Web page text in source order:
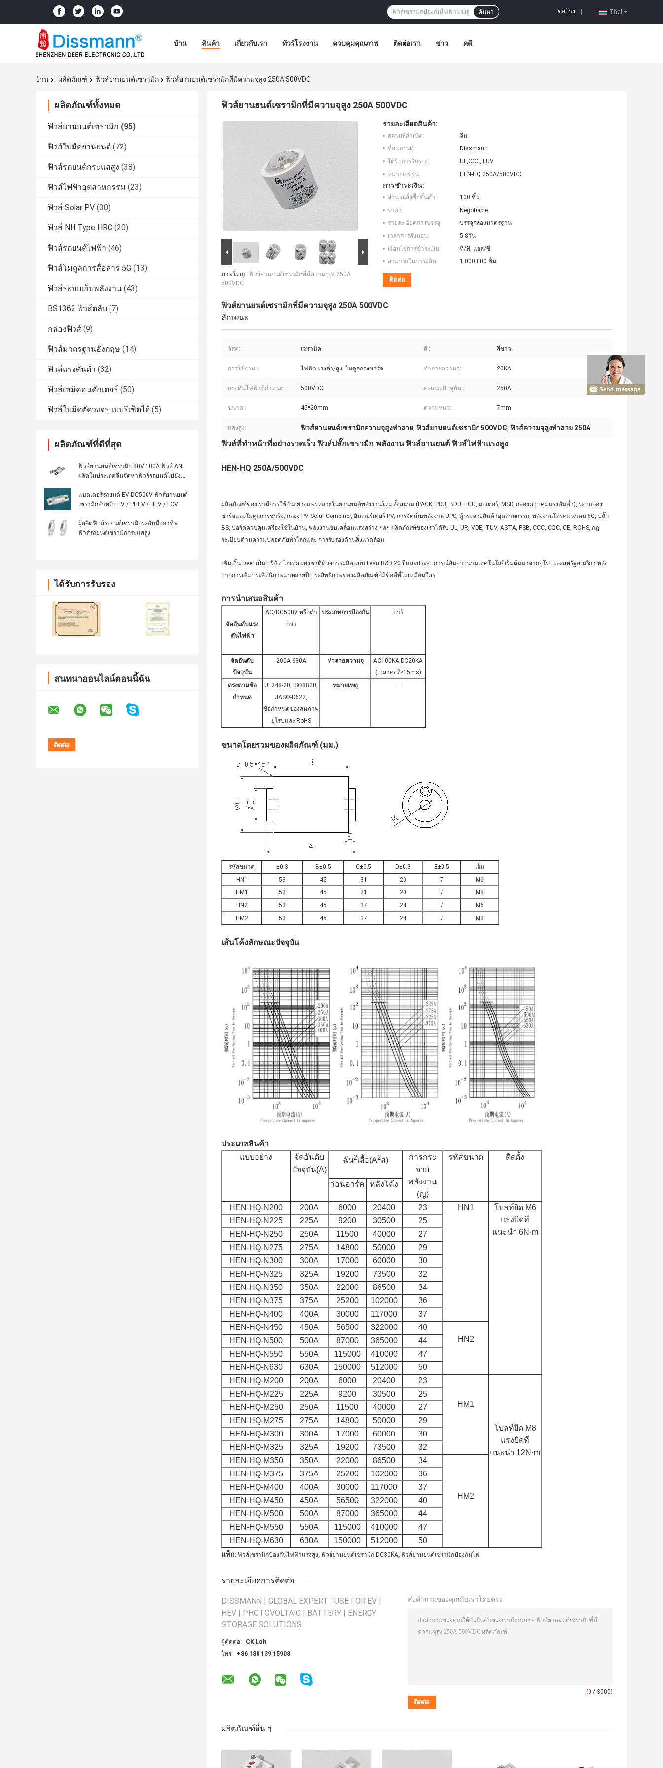
Thai
ขออ้าง
ค้นหา
บ้าน สินค้า เกี่ยวกับเรา ทัวร์โรงงาน ควบคุมคุณภาพ ติดต่อเรา ข่าว คดี
บ้าน ผลิตภัณฑ์ ฟิวส์ยานยนต์เซรามิก ฟิวส์ยานยนต์เซรามิกที่มีความจุสูง 250A 500VDC
ผลิตภัณฑ์ทั้งหมด
ฟิวส์ยานยนต์เซรามิก (95)
ฟิวส์ใบมีดยานยนต์ (72)
ฟิวส์รถยนต์กระแสสูง (38)
ฟิวส์ไฟฟ้าอุตสาหกรรม (23)
ฟิวส์ Solar PV (30)
ฟิวส์ NH Type HRC (20)
ฟิวส์รถยนต์ไฟฟ้า (46)
ฟิวส์โมดูลการสื่อสาร 5G (13)
ฟิวส์ระบบเก็บพลังงาน (43)
BS1362 ฟิวส์ตลับ (7)
กล่องฟิวส์ (9)
ฟิวส์มาตรฐานอังกฤษ (14)
ฟิวส์แรงดันต่ำ (32)
ฟิวส์เซมิคอนดักเตอร์ (50)
ฟิวส์ใบมีดตัดวงจรแบบรีเซ็ตได้ (5)
ผลิตภัณฑ์ที่ดีที่สุด
ฟิวส์ยานยนต์เซรามิก 80V 100A ฟิวส์ ANL
ผลิตในประเทศจีนจัดหาฟิวส์รถยนต์ไปยัง
แบตเตอรี่รถยนต์ EV DC500V ฟิวส์ยานยนต์
เซรามิกสำหรับ EV / PHEV / HEV / FCV
ผู้ผลิตฟิวส์รถยนต์เซรามิกระดับมืออาชีพ
ฟิวส์รถยนต์เซรามิกกระแสสูง
ได้รับการรับรอง
สนทนาออนไลน์ตอนนี้ฉัน
ฟิวส์ยานยนต์เซรามิกที่มีความจุสูง 250A 500VDC
ภาพใหญ่ : ฟิวส์ยานยนต์เซรามิกที่มีความจุสูง 250A
500VDC
รายละเอียดสินค้า:
สถานที่กำเนิด:
จีน
ชื่อแบรนด์:
Dissmann
ได้รับการรับรอง:
UL,CCC,TUV
หมายเลขรุ่น:
HEN-HQ 250A/500VDC
การชำระเงิน:
จำนวนสั่งซื้อขั้นต่ำ:
100 ชิ้น
ราคา:
Negotiable
รายละเอียดการบรรจุ:
บรรจุกล่องมาตรฐาน
เวลาการส่งมอบ:
5-8วัน
เงื่อนไขการชำระเงิน:
ที/ที, แอล/ซี
สามารถในการผลิต:
1,000,000 ชิ้น
ติดต่อ
ฟิวส์ยานยนต์เซรามิกที่มีความจุสูง 250A 500VDC
ลักษณะ
วัสดุ:: เซรามิค สี:: สีขาว
การใช้งาน:: ไฟฟ้าแรงต่ำ/สูง, โมดูลกองชาร์จ ทำลายความจุ:: 20KA
แรงดันไฟฟ้าที่กำหนด:: 500VDC คะแนนปัจจุบัน:: 250A
ขนาด:: 45*20mm ความหนา:: 7mm
แสงสูง: ฟิวส์ยานยนต์เซรามิกความจุสูงทำลาย, ฟิวส์ยานยนต์เซรามิก 500VDC, ฟิวส์ความจุสูงทำลาย 250A
ฟิวส์ที่ทำหน้าที่อย่างรวดเร็ว ฟิวส์ปลั๊กเซรามิก พลังงาน ฟิวส์ยานยนต์ ฟิวส์ไฟฟ้าแรงสูง
HEN-HQ 250A/500VDC
ผลิตภัณฑ์ของเรามีการใช้กันอย่างแพร่หลายในยานยนต์พลังงานใหม่ทั้งสนาม (PACK, PDU, BDU, ECU, มอเตอร์, MSD, กล่องควบคุมแรงดันต่ำ), ระบบกอง
ชาร์จและโมดูลการชาร์จ, กล่อง PV Solar Combiner, อินเวอร์เตอร์ PV, การจัดเก็บพลังงาน UPS, ตู้กระจายสินค้าอุตสาหกรรม, พลังงานโทรคมนาคม 5G, ปลั๊ก
BS, บอร์ดควบคุมเครื่องใช้ในบ้าน, พลังงานขับเคลื่อนแสงสว่าง ฯลฯ ผลิตภัณฑ์ของเราได้รับ UL, UR, VDE, TUV, ASTA, PSB, CCC, CQC, CE, ROHS, กฎ
ระเบียบด้านความปลอดภัยทั่วโลกและ การรับรองด้านสิ่งแวดล้อม
เซินเจิ้น Deer เป็น บริษัท ไฮเทคแห่งชาติด้วยการผลิตแบบ Lean R&D 20 ปีและประสบการณ์อันยาวนานเทคโนโลยีเริ่มต้นมาจากยุโรปและสหรัฐอเมริกา หลัง
จากการเพิ่มประสิทธิภาพมาหลายปี ประสิทธิภาพของผลิตภัณฑ์ก็มีข้อดีที่ไม่เหมือนใคร
การนำเสนอสินค้า
จัดอันดับแรง
ดันไฟฟ้า
AC/DC500V หรือต่ำ
กว่า
ประเภทการป้องกัน อาร์
จัดอันดับ
ปัจจุบัน
200A-630A ทำลายความจุ
AC100KA,DC20KA
(เวลาคงที่≤15ms)
ตรงตามข้อ
กำหนด
UL248-20, ISO8820,
JASO-D622,
ข้อกำหนดของสหภาพ
ยุโรปและ RoHS
หมายเหตุ —
ขนาดโดยรวมของผลิตภัณฑ์ (มม.)
รหัสขนาด ±0.3 B±0.5 C±0.5 D±0.3 E±0.5
เอ็ม
HN1
53 45 31 20 7
M6
HM1
53 45 31 20 7
M8
HN2
53 45 37 24 7
M6
HM2
53 45 37 24 7 M8
เส้นโค้งลักษณะปัจจุบัน
ประเภทสินค้า
แบบอย่าง
จัดอันดับ
ปัจจุบัน(A)
ฉัน2เสื้อ(A2ส)
การกระ
จาย
พลังงาน
(ญ)
รหัสขนาด ติดตั้ง
ก่อนอาร์ค หลังโค้ง
HEN-HQ-N200 200A 6000 20400 23 HN1
โบลท์ยึด M6
แรงบิดที่
แนะนำ 6N·m
HEN-HQ-N225 225A 9200 30500
25
HEN-HQ-N250
250A 11500 40000
27
HEN-HQ-N275
275A 14800 50000
29
HEN-HQ-N300
300A 17000 60000
30
HEN-HQ-N325
325A 19200 73500
32
HEN-HQ-N350
350A 22000 86500
34
HEN-HQ-N375
375A 25200 102000
36
HEN-HQ-N400
400A 30000 117000
37
HEN-HQ-N450
450A 56500 322000
40
HN2
HEN-HQ-N500 500A 87000 365000
44
HEN-HQ-N550
550A 115000 410000
47
HEN-HQ-N630
630A 150000 512000
50
HEN-HQ-M200
200A 6000 20400 23
HM1
โบลท์ยึด M8
แรงบิดที่
แนะนำ 12N·m
HEN-HQ-M225 225A 9200 30500
25
HEN-HQ-M250
250A 11500 40000
27
HEN-HQ-M275
275A 14800 50000
29
HEN-HQ-M300
300A 17000 60000
30
HEN-HQ-M325
325A 19200 73500
32
HEN-HQ-M350
350A 22000 86500 34
HM2
HEN-HQ-M375 375A 25200 102000
36
HEN-HQ-M400
400A 30000 117000
37
HEN-HQ-M450
450A 56500 322000
40
HEN-HQ-M500
500A 87000 365000
44
HEN-HQ-M550
550A 115000 410000
47
HEN-HQ-M630
630A 150000 512000 50
แท็ก: ฟิวส์เซรามิกป้องกันไฟฟ้าแรงสูง, ฟิวส์ยานยนต์เซรามิก DC30KA, ฟิวส์ยานยนต์เซรามิกป้องกันไฟ
รายละเอียดการติดต่อ
DISSMANN | GLOBAL EXPERT FUSE FOR EV |
HEV | PHOTOVOLTAIC | BATTERY | ENERGY
STORAGE SOLUTIONS
ผู้ติดต่อ:
CK Loh
โทร:
+86 188 139 15908
ส่งคำถามของคุณกับเราโดยตรง
(0 / 3000)
ผลิตภัณฑ์อื่น ๆ